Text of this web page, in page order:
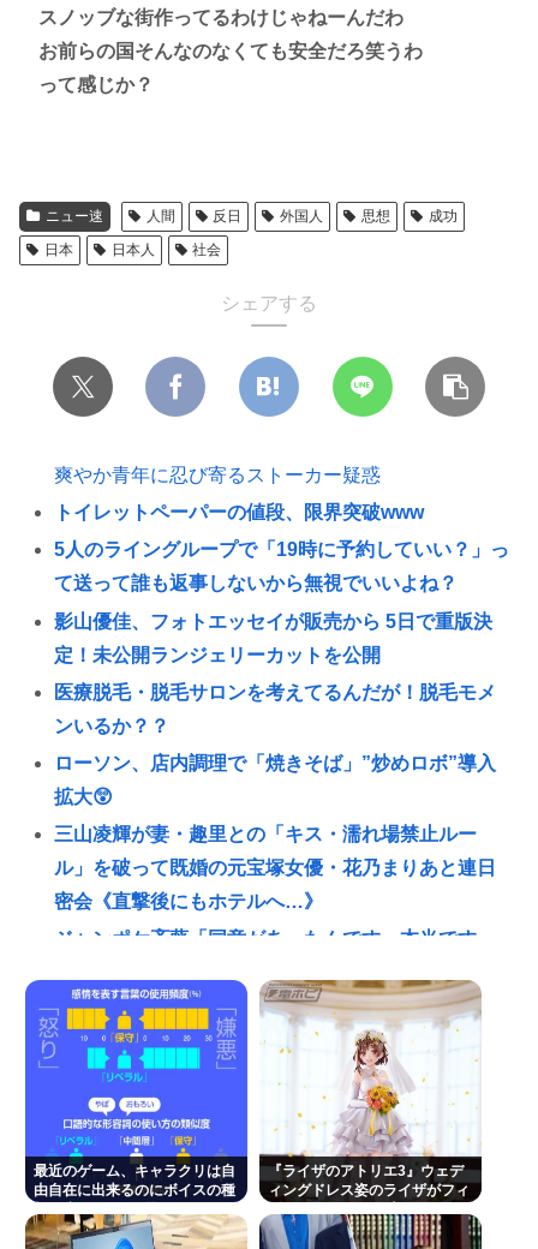
スノッブな街作ってるわけじゃねーんだわ
お前らの国そんなのなくても安全だろ笑うわ
って感じか？
ニュー速 人間 反日 外国人 思想
成功
日本
日本人 社会
シェアする
爽やか青年に忍び寄るストーカー疑惑
トイレットペーパーの値段、限界突破www
5人のライングループで「19時に予約していい？」っ
て送って誰も返事しないから無視でいいよね？
影山優佳、フォトエッセイが販売から 5日で重版決
定！未公開ランジェリーカットを公開
医療脱毛・脱毛サロンを考えてるんだが！脱毛モメ
ンいるか？？
ローソン、店内調理で「焼きそば」”炒めロボ”導入
拡大😲
三山凌輝が妻・趣里との「キス・濡れ場禁止ルー
ル」を破って既婚の元宝塚女優・花乃まりあと連日
密会《直撃後にもホテルへ…》
ジャンポケ斉藤「同意があったんです。本当です。
(ヽ´ん`)「手術が始まった…大丈夫大丈夫落ち着け」
医師「キャー地震よー！」(;ﾟんﾟ)「！？」
「ガンダムW」👈一人クソダサい機体がいるよな
48歳で貯金160万て普通？
地震の瞬間の手術室の防犯カメラが開示されてしま
う 熊本県八代
サイバーコネクトツー取締役松山洋、ジャンプ垢に
最近のゲーム、キャラクリは自
由自在に出来るのにボイスの種
『ライザのアトリエ3』ウェデ
ィングドレス姿のライザがフィ
∀ﾟ)───!!!!!